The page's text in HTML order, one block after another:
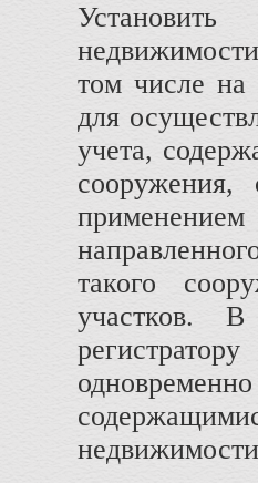
Установить
том числе на
для
учета,
сооружения,
такого
участков. В